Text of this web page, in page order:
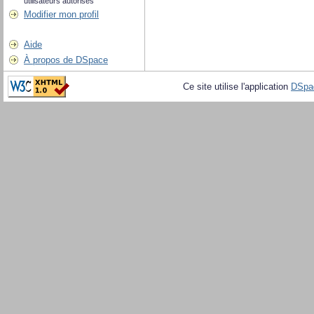
Modifier mon profil
Aide
À propos de DSpace
Ce site utilise l'application